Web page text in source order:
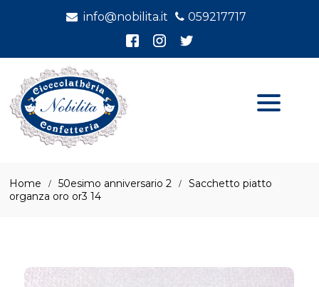
info@nobilita.it 059217717
Home 50esimo anniversario 2
Sacchetto piatto
organza oro or3 14